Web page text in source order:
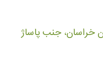
خراسان، جنب پاساژ